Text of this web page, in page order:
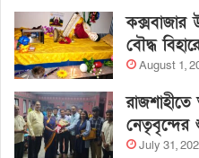
কক্সবাজার
বৌদ্ধ
August 1,
নেতৃবৃন্দের
July 31,